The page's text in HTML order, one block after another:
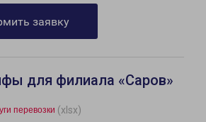
заявку
для филиала «Саров»
перевозки (xlsx)